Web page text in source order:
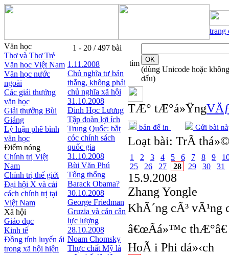
trang
Văn học
Thơ và Thơ Trẻ
Văn học Việt Nam
Văn học nước
ngoài
Các giải thưởng
văn học
Giải thưởng Bùi
Giáng
Lý luận phê bình
văn học
Điểm nóng
Chính trị Việt
Nam
Chính trị thế giới
Đại hội X và cải
cách chính trị tại
Việt Nam
Xã hội
Giáo dục
Kinh tế
Đồng tính luyến ái
trong xã hội hiện
1 - 20 / 497 bài
1.11.2008
Chủ nghĩa tư bản
thắng, không phải
chủ nghĩa xã hội
31.10.2008
Đinh Học Lương
Tập đoàn lợi ích
Trung Quốc: bắt
cóc chính sách
quốc gia
31.10.2008
Bùi Văn Phú
Tổng thống
Barack Obama?
30.10.2008
George Friedman
Gruzia và cán cân
lực lượng
28.10.2008
Noam Chomsky
Thực chất Mỹ là
tìm
(dùng Unicode hoặc không
dấu)
TÆ° tÆ°á»Ÿng
bản để in Gửi bài
Loạt bài: TrÃ­
1 2 3 4 5 6 7 8 9
25
26 27 28 29 30 31
15.9.2008
Zhang Yongle
KhÃ´ng cÃ³ vÃ¹ng
â€œÃá»™c
HoÃ i Phi dá»‹ch